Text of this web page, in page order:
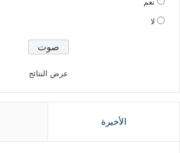
لا
عرض النتائج
الأخيرة